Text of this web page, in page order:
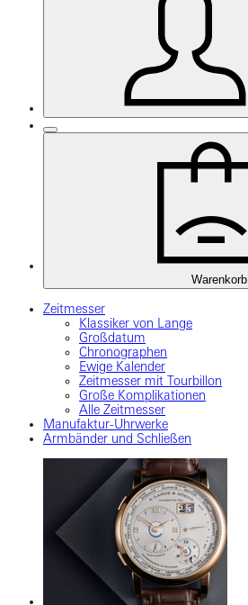
Warenkorb
Zeitmesser
Klassiker von Lange
Großdatum
Chronographen
Ewige Kalender
Zeitmesser mit Tourbillon
Große Komplikationen
Alle Zeitmesser
Manufaktur-Uhrwerke
Armbänder und Schließen